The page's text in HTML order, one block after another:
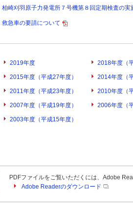
柏崎刈羽原子力発電所７号機第８回定期検査の
救急車の要請について
2019年度 2018年度（
2015年度（平成27年度） 2014年度（
2011年度（平成23年度） 2010年度（
2007年度（平成19年度） 2006年度（
2003年度（平成15年度）
PDFファイルをご覧いただくには、Adobe
Adobe Readerのダウンロード